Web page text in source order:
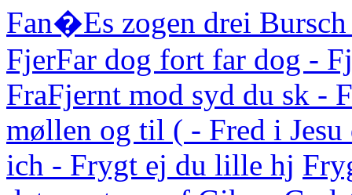
Fan�Es zogen drei
FjerFar dog fort far dog -
FraFjernt mod syd du sk -
møllen og til ( - Fred i
ich - Frygt ej du lille hj